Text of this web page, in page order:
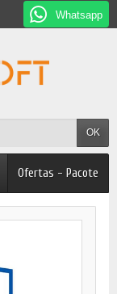
Whatsapp
OK
Ofertas - Pacote